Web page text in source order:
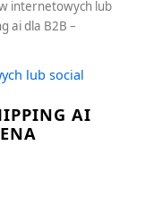
internetowych lub
ai dla B2B –
lub social
AI